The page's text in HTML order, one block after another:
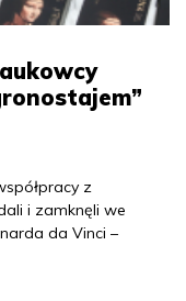
z
i zamknęli we
da Vinci –